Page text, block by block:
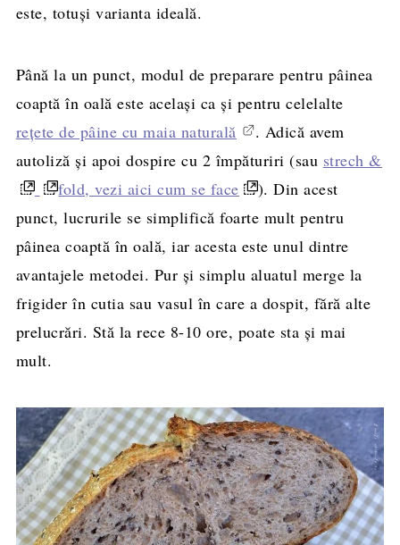
este, totuși varianta ideală.
Până la un punct, modul de preparare pentru pâinea
coaptă în oală este același ca și pentru celelalte
rețete de pâine cu maia naturală
. Adică avem
autoliză și apoi dospire cu 2 împăturiri (sau strech &
fold, vezi aici cum se face
). Din acest
punct, lucrurile se simplifică foarte mult pentru
pâinea coaptă în oală, iar acesta este unul dintre
avantajele metodei. Pur și simplu aluatul merge la
frigider în cutia sau vasul în care a dospit, fără alte
prelucrări. Stă la rece 8-10 ore, poate sta și mai
mult.